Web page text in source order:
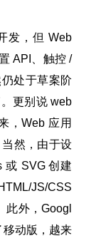
发，但 Web
API、触控 /
处于草案阶
更别说 web
，Web 应用
然，由于设
或 SVG 创建
JS/CSS
此外，Googl
动版，越来